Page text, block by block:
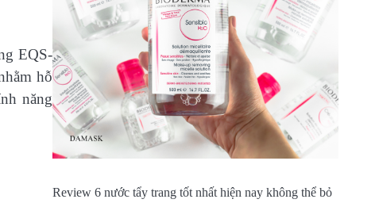
EQS-
hỗ
năng
Review 6 nước tẩy trang tốt nhất hiện nay không thể bỏ